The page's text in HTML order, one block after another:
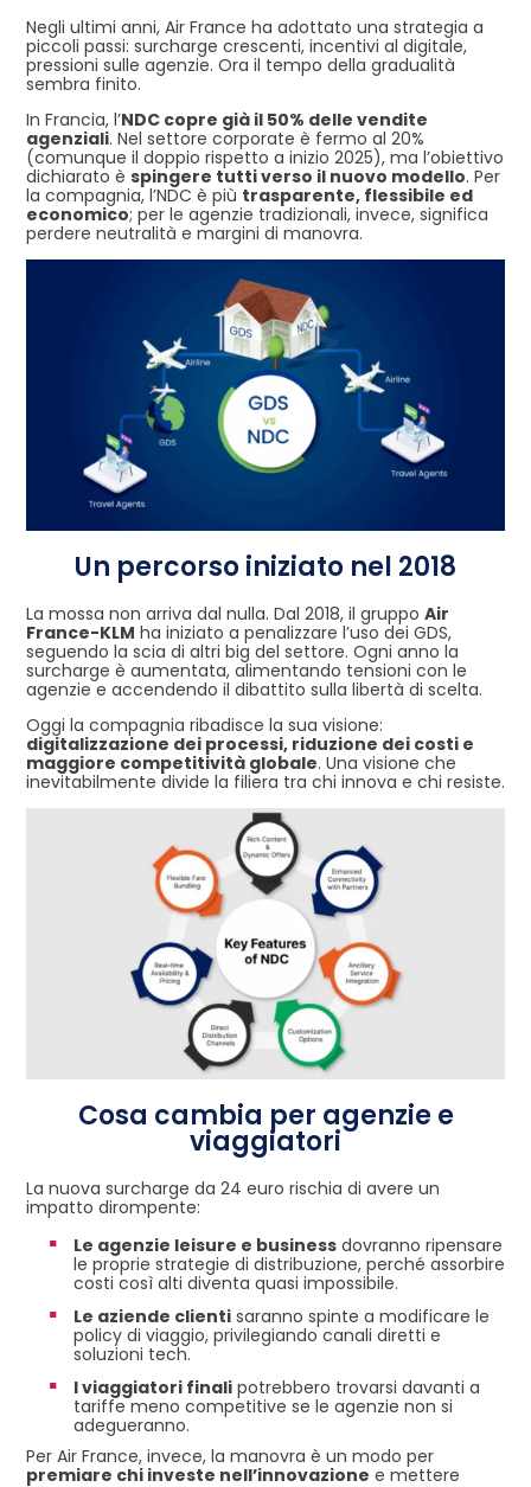
Negli ultimi anni, Air France ha adottato una strategia a
piccoli passi: surcharge crescenti, incentivi al digitale,
pressioni sulle agenzie. Ora il tempo della gradualità
sembra finito.
In Francia, l’NDC copre già il 50% delle vendite
agenziali. Nel settore corporate è fermo al 20%
(comunque il doppio rispetto a inizio 2025), ma l’obiettivo
dichiarato è spingere tutti verso il nuovo modello. Per
la compagnia, l’NDC è più trasparente, flessibile ed
economico; per le agenzie tradizionali, invece, significa
perdere neutralità e margini di manovra.
Un percorso iniziato nel 2018
La mossa non arriva dal nulla. Dal 2018, il gruppo Air
France-KLM ha iniziato a penalizzare l’uso dei GDS,
seguendo la scia di altri big del settore. Ogni anno la
surcharge è aumentata, alimentando tensioni con le
agenzie e accendendo il dibattito sulla libertà di scelta.
Oggi la compagnia ribadisce la sua visione:
digitalizzazione dei processi, riduzione dei costi e
maggiore competitività globale. Una visione che
inevitabilmente divide la filiera tra chi innova e chi resiste.
Cosa cambia per agenzie e
viaggiatori
La nuova surcharge da 24 euro rischia di avere un
impatto dirompente:
Le agenzie leisure e business dovranno ripensare
le proprie strategie di distribuzione, perché assorbire
costi così alti diventa quasi impossibile.
Le aziende clienti saranno spinte a modificare le
policy di viaggio, privilegiando canali diretti e
soluzioni tech.
I viaggiatori finali potrebbero trovarsi davanti a
tariffe meno competitive se le agenzie non si
adegueranno.
Per Air France, invece, la manovra è un modo per
premiare chi investe nell’innovazione e mettere